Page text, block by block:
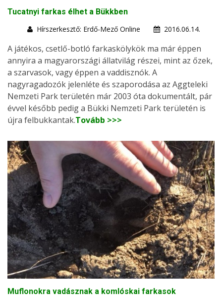
Tucatnyi farkas élhet a Bükkben
Hírszerkesztő: Erdő-Mező Online
2016.06.14.
A játékos, csetlő-botló farkaskölykök ma már éppen
annyira a magyarországi állatvilág részei, mint az őzek,
a szarvasok, vagy éppen a vaddisznók. A
nagyragadozók jelenléte és szaporodása az Aggteleki
Nemzeti Park területén már 2003 óta dokumentált, pár
évvel később pedig a Bükki Nemzeti Park területén is
újra felbukkantak.Tovább >>>
Muflonokra vadásznak a komlóskai farkasok